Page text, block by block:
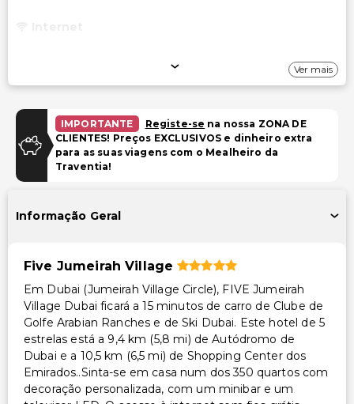
Estacionamento
Estacionamento gratuito com manobrista
Estacionamento gratuito
Spa de serviço completo
Instalações de fitness 24 horas
Instalações
Caixa multibanco/serviços bancários
Carregador/portaria
Acessibilidade
Ver mais
IMPORTANTE Registe-se na nossa ZONA DE
CLIENTES! Preços EXCLUSIVOS e dinheiro extra
para as suas viagens com o Mealheiro da
Traventia!
Informação Geral
Five Jumeirah Village
Em Dubai (Jumeirah Village Circle), FIVE Jumeirah
Village Dubai ficará a 15 minutos de carro de Clube de
Golfe Arabian Ranches e de Ski Dubai. Este hotel de 5
estrelas está a 9,4 km (5,8 mi) de Autódromo de
Dubai e a 10,5 km (6,5 mi) de Shopping Center dos
Emirados..Sinta-se em casa num dos 350 quartos com
decoração personalizada, com um minibar e um